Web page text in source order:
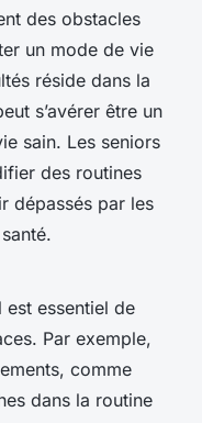
des obstacles
un mode de vie
réside dans la
s’avérer être un
sain. Les seniors
des routines
dépassés par les
essentiel de
Par exemple,
comme
dans la routine